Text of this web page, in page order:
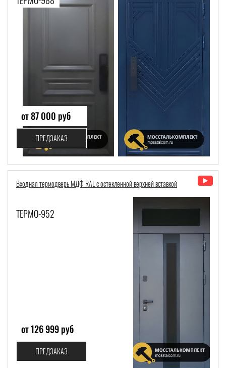
от 87 000 руб
ПРЕДЗАКАЗ
Входная термодверь МДФ RAL с остекленной верхней вставкой
ТЕРМО-952
от 126 999 руб
ПРЕДЗАКАЗ